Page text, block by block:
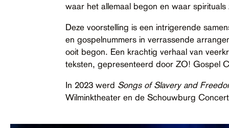
waar het allemaal begon en waar
Deze voorstelling is een intrigerende
en gospelnummers in verrassende
ooit begon. Een krachtig verhaal van
teksten, gepresenteerd door ZO! Gospel
In 2023 werd Songs of Slavery and
Wilminktheater en de Schouwburg